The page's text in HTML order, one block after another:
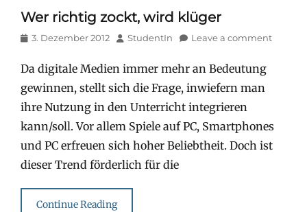
Wer richtig zockt, wird klüger
Posted
3. Dezember 2012 Author
StudentIn Leave a comment
Da digitale Medien immer mehr an Bedeutung
gewinnen, stellt sich die Frage, inwiefern man
ihre Nutzung in den Unterricht integrieren
kann/soll. Vor allem Spiele auf PC, Smartphones
und PC erfreuen sich hoher Beliebtheit. Doch ist
dieser Trend förderlich für die
Continue Reading